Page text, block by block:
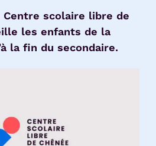
Centre scolaire libre de
les enfants de la
la fin du secondaire.